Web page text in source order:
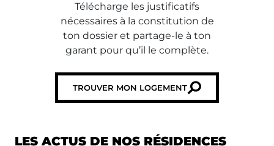
Télécharge les justificatifs
nécessaires à la constitution de
ton dossier et partage-le à ton
garant pour qu’il le complète.
TROUVER MON LOGEMENT
LES ACTUS DE NOS RÉSIDENCES